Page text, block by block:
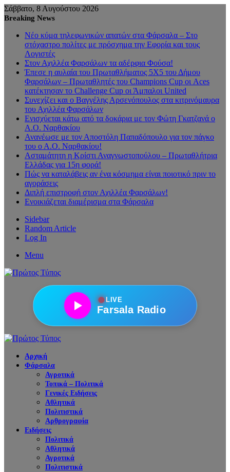
Σάββατο, 8 Αυγούστου 2026
Breaking News
Νέο κύμα τηλεφωνικών απατών στα Φάρσαλα – Στο
στόχαστρο πολίτες με πρόσχημα την Εφορία και τους
Λογιστές
Στον Αχιλλέα Φαρσάλων τα αδέρφια Φούσα!
Έπεσε η αυλαία του Πρωταθλήματος 5Χ5 του Δήμου
Φαρσάλων – Πρωταθλητές του Champions Cup οι Aces
κατέκτησαν το Challenge Cup οι Άμπαλοι United
Συνεχίζει και ο Βαγγέλης Αρσενόπουλος στα κιτρινόμαυρα
του Αχιλλέα Φαρσάλων
Ενισχύεται κάτω από τα δοκάρια με τον Φώτη Γκατζανά ο
Α.Ο. Ναρθακίου
Ανανέωσε με τον Αποστόλη Παπαδόπουλο για τον πάγκο
του ο Α.Ο. Ναρθακίου!
Ασταμάτητη η Κρίστι Αναγνωστοπούλου – Πρωταθλήτρια
Ελλάδας για 15η φορά!
Πώς να καταλάβεις αν ένα κόσμημα είναι ποιοτικό πριν το
αγοράσεις
Διπλή επιστροφή στον Αχιλλέα Φαρσάλων!
Ενοικιάζεται διαμέρισμα στα Φάρσαλα
Sidebar
Random Article
Log In
Menu
●LIVE
Farsala Radio
Αρχική
Φάρσαλα
Αγροτικά
Τοπικά – Πολιτικά
Γενικές Ειδήσεις
Αθλητικά
Πολιτιστικά
Αρθρογραφία
Ειδήσεις
Πολιτικά
Αθλητικά
Αγροτικά
Πολιτιστικά